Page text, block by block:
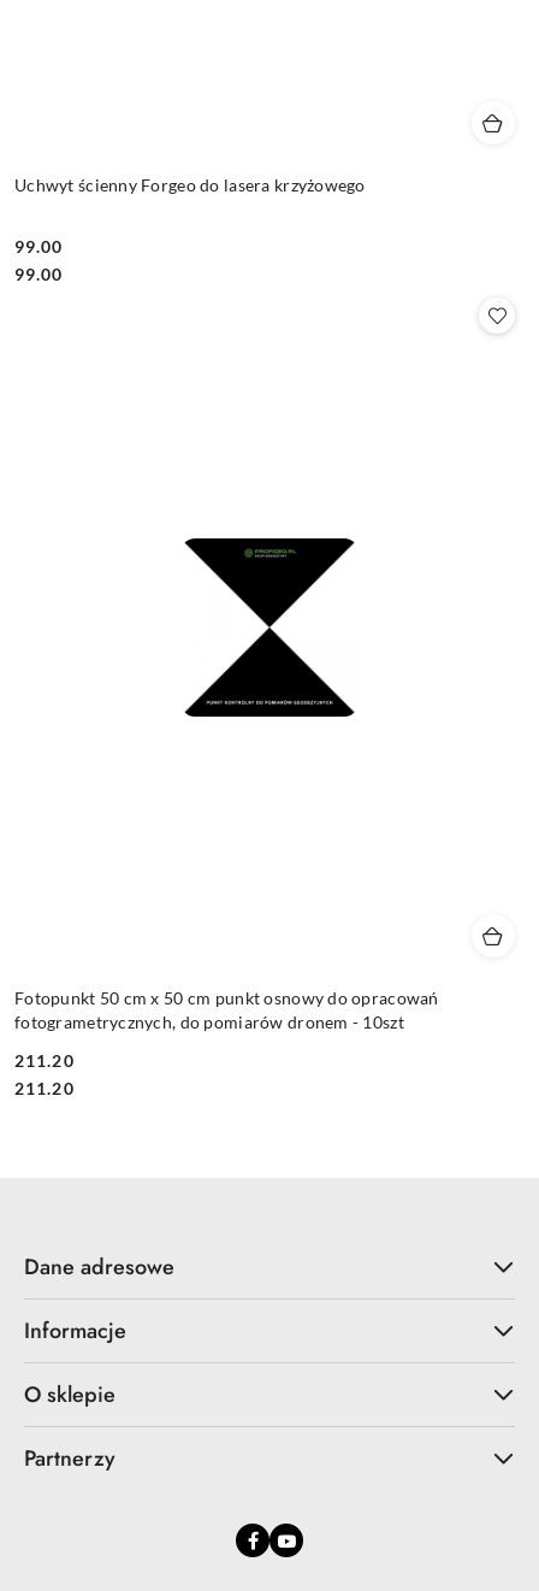
Uchwyt ścienny Forgeo do lasera krzyżowego
Cena:
99.00
Cena:
99.00
Fotopunkt 50 cm x 50 cm punkt osnowy do opracowań
fotogrametrycznych, do pomiarów dronem - 10szt
Cena:
211.20
Cena:
211.20
Dane adresowe
Informacje
O sklepie
Partnerzy